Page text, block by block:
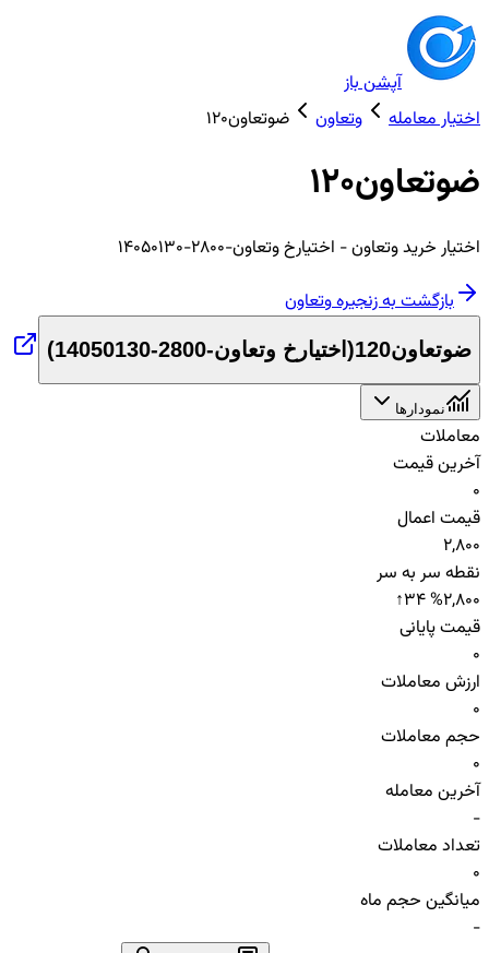
آپشن باز
اختیار معامله
وتعاون ضوتعاون120
ضوتعاون120
اختیار خریدوتعاون- اختیارخ وتعاون-2800-14050130
بازگشت به زنجیرهوتعاون
ضوتعاون120 ( اختیارخ وتعاون-2800-14050130 )
نمودارها
معاملات
آخرین قیمت
0
قیمت اعمال
2,800
نقطه سر به سر
2,800
↑34 %
قیمت پایانی
0
ارزش معاملات
0
حجم معاملات
0
آخرین معامله
-
تعداد معاملات
0
میانگین حجم ماه
-